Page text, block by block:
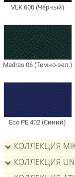
КОЛЛЕКЦИЯ
КОЛЛЕКЦИЯ